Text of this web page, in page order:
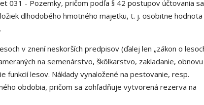
031 - Pozemky, pričom podľa § 42 postupov účtovania sa
dlhodobého hmotného majetku, t. j. osobitne hodnota
v znení neskorších predpisov (ďalej len „zákon o
na semenárstvo, škôlkarstvo, zakladanie, obnovu
funkcií lesov. Náklady vynaložené na pestovanie, resp.
obdobia, pričom sa zohľadňuje vytvorená rezerva na